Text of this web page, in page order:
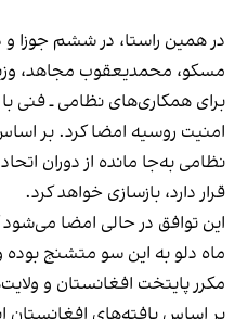
در همین راستا، در ششم جوزا
مسکو، محمدیعقوب مجاهد،
برای همکاری‌های نظامی ـ فنی
امنیت روسیه امضا کرد. بر
نظامی به‌جا مانده از دوران
قرار دارد، بازسازی خواهد کرد.
این توافق در حالی امضا می‌شود
ماه دلو به این سو متشنج بوده
مکرر پایتخت افغانستان و